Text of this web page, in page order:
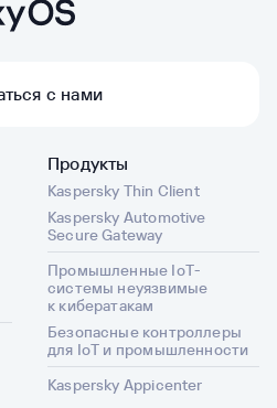
с нами
Продукты
Kaspersky Thin Client
Kaspersky Automotive
Secure Gateway
Промышленные IoT-
системы неуязвимые
к кибератакам
Безопасные контроллеры
для IoT и промышленности
Kaspersky Appicenter